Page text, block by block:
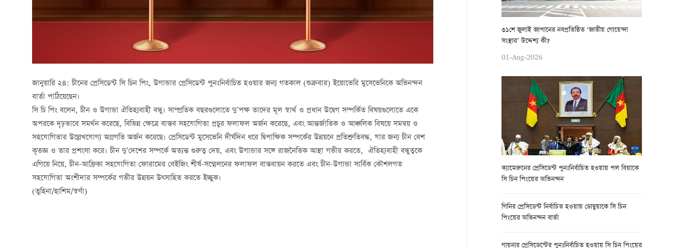
জানুয়ারি ২৪: চীনের প্রেসিডেন্ট সি চিন পিং, উগান্ডার প্রেসিডেন্ট পুনঃনির্বাচিত হওয়ার জন্য গতকাল (শুক্রবার) ইয়োভেরি মুসেভেনিকে অভিনন্দন
বার্তা পাঠিয়েছেন।
সি চি পিং বলেন, চীন ও উগান্ডা ঐতিহ্যবাহী বন্ধু। সাম্প্রতিক বছরগুলোতে দু’পক্ষ তাদের মূল স্বার্থ ও প্রধান উদ্বেগ সম্পর্কিত বিষয়গুলোতে একে
অপরকে দৃঢ়ভাবে সমর্থন করেছে, বিভিন্ন ক্ষেত্রে বাস্তব সহযোগিতা প্রচুর ফলাফল অর্জন করেছে, এবং আন্তর্জাতিক ও আঞ্চলিক বিষয়ে সমন্বয় ও
সহযোগিতার উল্লেখযোগ্য অগ্রগতি অর্জন করেছে। প্রেসিডেন্ট মুসেভেনি দীর্ঘদিন ধরে দ্বিপাক্ষিক সম্পর্কের উন্নয়নে প্রতিশ্রুতিবদ্ধ, যার জন্য চীন বেশ
কৃতজ্ঞ ও তার প্রশংসা করে। চীন দু’দেশের সম্পর্কে অত্যন্ত গুরুত্ব দেয়, এবং উগান্ডার সঙ্গে রাজনৈতিক আস্থা গভীর করতে, ঐতিহ্যবাহী বন্ধুত্বকে
এগিয়ে নিয়ে, চীন-আফ্রিকা সহযোগিতা ফোরামের বেইজিং শীর্ষ-সম্মেলনের ফলাফল বাস্তবায়ন করতে এবং চীন-উগান্ডা সার্বিক কৌশলগত
সহযোগিতা অংশীদার সম্পর্কের গভীর উন্নয়ন উত্সাহিত করতে ইচ্ছুক।
(তুহিনা/হাশিম/স্বর্ণা)
৩১শে জুলাই জাপানের নবপ্রতিষ্ঠিত ‘জাতীয় গোয়েন্দা
সংস্থার’ উদ্দেশ্য কী?
01-Aug-2026
ক্যামেরুনের প্রেসিডেন্ট পুনঃনির্বাচিত হওয়ায় পল বিয়াকে
সি চিন পিংয়ের অভিনন্দন
গিনির প্রেসিডেন্ট নির্বাচিত হওয়ায় ডোম্বুয়াকে সি চিন
পিংয়ের অভিনন্দন বার্তা
গায়নার প্রেসিডেন্টের পুনঃনির্বাচিত হওয়ায় সি চিন পিংয়ের